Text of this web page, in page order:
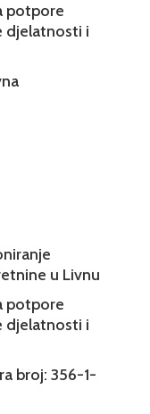
potpore
djelatnosti i
u Livnu
potpore
djelatnosti i
broj: 356-1-